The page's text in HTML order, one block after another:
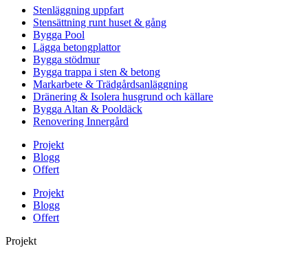
Stenläggning uppfart
Stensättning runt huset & gång
Bygga Pool
Lägga betongplattor
Bygga stödmur
Bygga trappa i sten & betong
Markarbete & Trädgårdsanläggning
Dränering & Isolera husgrund och källare
Bygga Altan & Pooldäck
Renovering Innergård
Projekt
Blogg
Offert
Projekt
Blogg
Offert
Projekt